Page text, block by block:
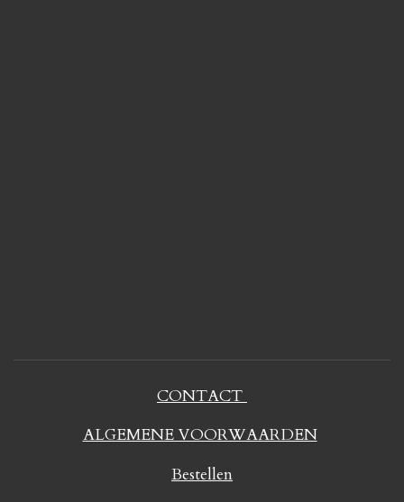
CONTACT
ALGEMENE VOORWAARDEN
Bestellen